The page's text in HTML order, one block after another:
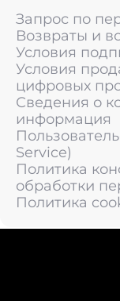
Запрос по
Возвраты и
Условия
Условия
цифровых
Сведения о
информация
Service)
Политика
обработки
Политика